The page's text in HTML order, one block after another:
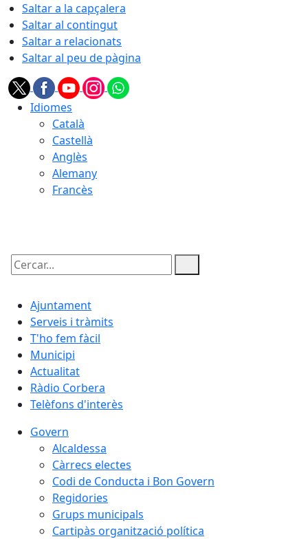
Saltar a la capçalera
Saltar al contingut
Saltar a relacionats
Saltar al peu de pàgina
Idiomes
Català
Castellà
Anglès
Alemany
Francès
Cercar:
Ajuntament
Serveis i tràmits
T'ho fem fàcil
Municipi
Actualitat
Ràdio Corbera
Telèfons d'interès
Govern
Alcaldessa
Càrrecs electes
Codi de Conducta i Bon Govern
Regidories
Grups municipals
Cartipàs organització política